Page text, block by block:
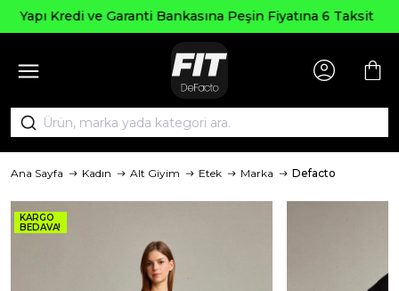
Fiyatına 6 Taksit
Ana Sayfa Kadın Alt Giyim Etek Marka Defacto
KARGO
BEDAVA!